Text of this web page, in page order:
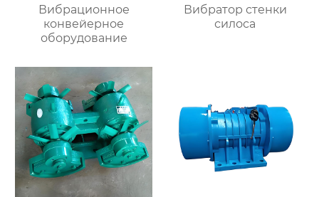
Вибрационное
конвейерное
оборудование
Вибратор стенки
силоса